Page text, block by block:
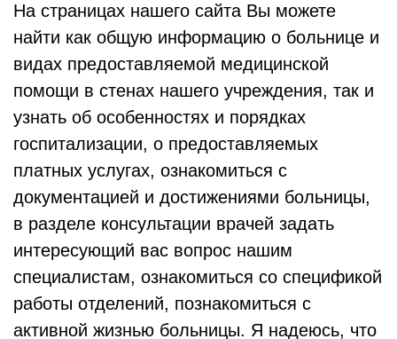
На страницах нашего сайта Вы можете
найти как общую информацию о больнице и
видах предоставляемой медицинской
помощи в стенах нашего учреждения, так и
узнать об особенностях и порядках
госпитализации, о предоставляемых
платных услугах, ознакомиться с
документацией и достижениями больницы,
в разделе консультации врачей задать
интересующий вас вопрос нашим
специалистам, ознакомиться со спецификой
работы отделений, познакомиться с
активной жизнью больницы. Я надеюсь, что